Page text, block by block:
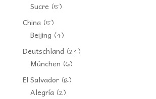
Sucre (5)
China(5)
Beijing (4)
Deutschland(24)
München (6)
El Salvador(12)
Alegría(2)